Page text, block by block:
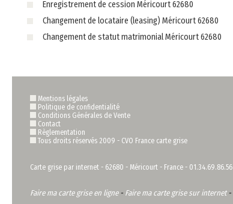
Enregistrement de cession Méricourt 62680
Changement de locataire (leasing) Méricourt 62680
Changement de statut matrimonial Méricourt 62680
Mentions légales
Politique de confidentialité
Conditions Générales de Vente
Contact
Règlementation
Tous droits réservés 2009 - CVO France carte grise
Carte grise par internet - 62680 - Méricourt - France - 01.34.69.86.56
Faire ma carte grise en ligne- Faire ma carte grise sur internet-